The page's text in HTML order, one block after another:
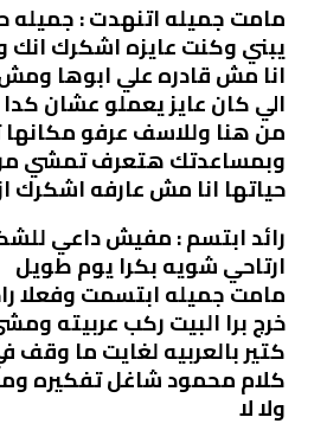
مامت جميله اتنهدت :
يبني وكنت عايزه اشكرك
انا مش قادره علي ابوها
الي كان عايز يعملو عشان كدا
من هنا وللاسف عرفو مكانها
وبمساعدتك هتعرف تمشي
حياتها انا مش عارفه اشكرك
رائد ابتسم : مفيش داعي
ارتاحي شويه بكرا يوم طويل
مامت جميله ابتسمت وفعلا
خرج برا البيت ركب عربيته
كتير بالعربيه لغايت ما
كلام محمود شاغل تفكيره
ولا لا